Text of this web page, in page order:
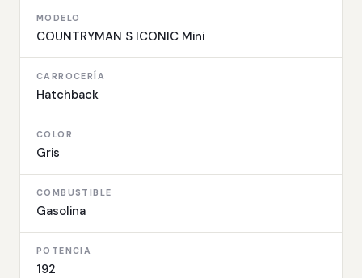
MODELO
COUNTRYMAN S ICONIC Mini
CARROCERÍA
Hatchback
COLOR
Gris
COMBUSTIBLE
Gasolina
POTENCIA
192